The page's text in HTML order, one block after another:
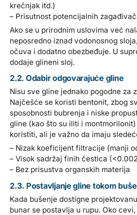
krečnjak itd.)
– Prisutnost potencijalnih
Ako se u prirodnim uslovima već
neposredno iznad vodonosnog
očuva i dodatno obezbeđuje. U
dodaje glineni sloj.
2.2. Odabir odgovarajuće gline
Nisu sve gline jednako pogodne za
Najčešće se koristi bentonit, zbog
sposobnosti bubrenja i niske
gline (kao što su iliti i
koristiti, ali je važno da imaju
– Nizak koeficijent filtracije (manji od
– Visok sadržaj finih čestica
– Bez prisustva organskih materija
2.3. Postavljanje gline tokom
Kada bušenje dostigne
bunar se postavlja u rupu. Oko